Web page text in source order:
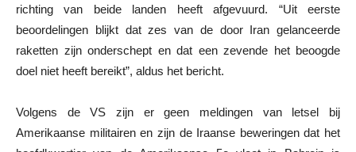
richting van beide landen heeft afgevuurd. “Uit eerste
beoordelingen blijkt dat zes van de door Iran gelanceerde
raketten zijn onderschept en dat een zevende het beoogde
doel niet heeft bereikt”, aldus het bericht.
Volgens de VS zijn er geen meldingen van letsel bij
Amerikaanse militairen en zijn de Iraanse beweringen dat het